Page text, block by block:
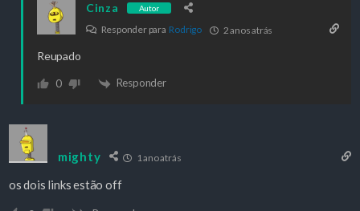
Cinza Autor
Responder para Rodrigo 2 anos atrás
Reupado
0 Responder
mighty 1 ano atrás
os dois links estão off